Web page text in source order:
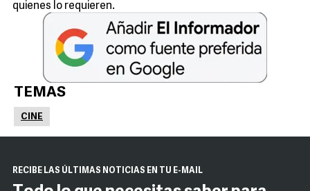
quienes lo requieren.
TEMAS
CINE
RECIBE LAS ÚLTIMAS NOTICIAS EN TU E-MAIL